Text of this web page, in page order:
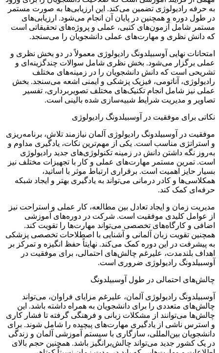
به حرفه رادیولوژی تضمین می‌کند. این ارزیابی‌ها به صورت مستمر
در طول دوره و همچنین در پایان آن انجام می‌شود. ارزیابی‌های
مستمر شامل آزمون‌های کتبی، عملی و پروژه‌های تحقیقاتی است
که دانش نظری و مهارت‌های عملی دانشجویان را می‌سنجد.
امتحانات نهایی آوسبیلدونگ رادیولوژی معمولاً در دو بخش نظری و
عملی برگزار می‌شود. بخش نظری شامل سوالات چندگزینه‌ای و
تشریحی است که دانش دانشجویان را در زمینه‌های مختلف
رادیولوژی، آناتومی، فیزیک پزشکی و ایمنی اشعه می‌سنجد. بخش
عملی نیز شامل انجام تکنیک‌های مختلف تصویربرداری، تفسیر
تصاویر و مدیریت شرایط شبیه‌سازی شده بالینی است.
نکاتی برای موفقیت در آوسبیلدونگ رادیولوژی
موفقیت در آوسبیلدونگ رادیولوژی آلمان نیازمند تلاش، برنامه‌ریزی
و استراتژی مناسب است. یکی از مهم‌ترین نکات، یادگیری مداوم و
به‌روز نگه داشتن دانش در زمینه تکنولوژی‌های جدید رادیولوژی
است. تمرین مستمر مهارت‌های عملی و کار با تجهیزات مختلف نیز
بسیار حایز اهمیت است. برقراری ارتباط موثر با اساتید،
همکلاسی‌ها و کادر درمانی می‌تواند به یادگیری بهتر و ایجاد شبکه
حرفه‌ای کمک کند.
مدیریت زمان و ایجاد تعادل بین مطالعه، کار عملی و استراحت نیز
از عوامل کلیدی موفقیت است. شرکت در دوره‌های آموزشی
اضافی و کارگاه‌های تخصصی می‌تواند مهارت‌ها را تقویت کند.
همچنین تقویت زبان آلمانی و آشنایی با اصطلاحات تخصصی پزشکی
به پیشرفت در این دوره کمک می‌کند. نهایتاً حفظ انگیزه و تمرکز بر
اهداف بلندمدت، علیرغم چالش‌های احتمالی، برای موفقیت در
آوسبیلدونگ رادیولوژی ضروری است.
چالش‌های احتمالی در طول آوسبیلدونگ
آوسبیلدونگ رادیولوژی آلمان، علیرغم مزایای فراوان، می‌تواند
چالش‌های متعددی را برای دانشجویان به همراه داشته باشد. این
چالش‌ها می‌توانند از مشکلات زبانی و فرهنگی گرفته تا فشار کاری
و استرس ناشی از یادگیری مهارت‌های پیچیده را شامل شوند. برای
دانشجویان بین‌المللی، سازگاری با سیستم آموزشی آلمان و زندگی
در یک کشور جدید می‌تواند چالش‌برانگیز باشد. همچنین حجم بالای